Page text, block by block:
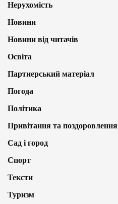
Нерухомість
Новини
Новини від читачів
Освіта
Партнерський матеріал
Погода
Політика
Привітання та поздоровлення
Сад і город
Спорт
Тексти
Туризм